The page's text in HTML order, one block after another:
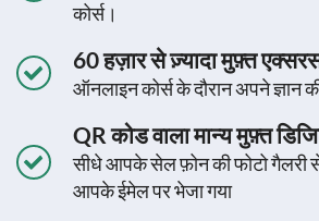
कोर्स।
60 हज़ार से ज़्यादा मुफ़्त
ऑनलाइन कोर्स के दौरान अपने ज्ञान
QR कोड वाला मान्य मुफ़्त
सीधे आपके सेल फ़ोन की फोटो गैलरी
आपके ईमेल पर भेजा गया